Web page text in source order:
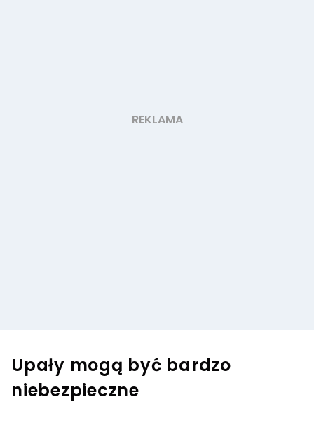
Upały mogą być bardzo
niebezpieczne